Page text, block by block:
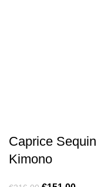
Caprice Sequin
Kimono